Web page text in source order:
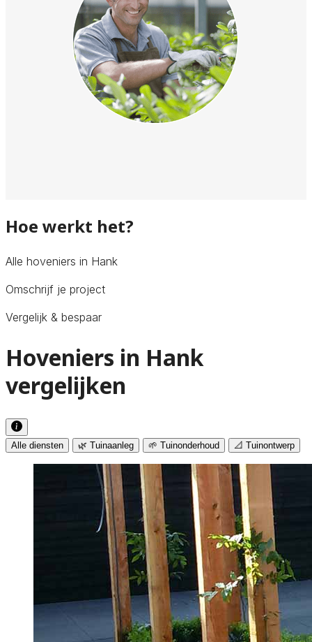
Hoe werkt het?
Alle hoveniers in Hank
Omschrijf je project
Vergelijk & bespaar
Hoveniers in Hank
vergelijken
Alle diensten 🌿 Tuinaanleg 🌱 Tuinonderhoud 📐 Tuinontwerp